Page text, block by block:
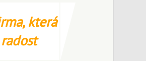
která